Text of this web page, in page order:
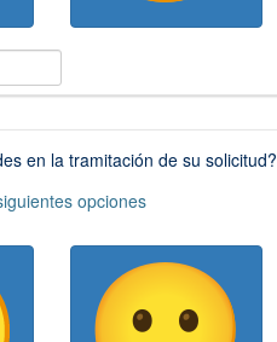
en la tramitación de su solicitud?
opciones